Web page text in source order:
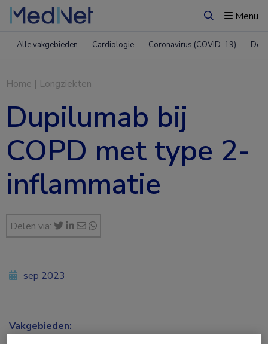
ZoekenMenu
Alle vakgebieden Cardiologie Coronavirus (COVID-19)
Home | Longziekten
Dupilumab bij
COPD met type 2-
inflammatie
Delen via:
sep 2023
Vakgebieden: